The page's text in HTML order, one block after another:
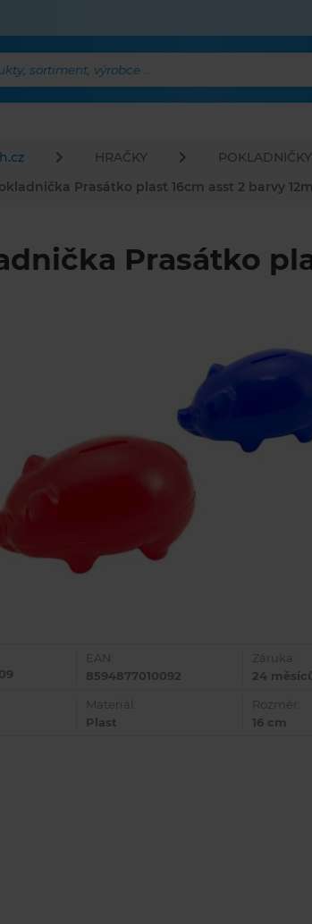
sortiment, výrobce ...
HRAČKY POKLADNIČKY
Prasátko plast 16cm asst 2 barvy
Prasátko
EAN:
8594877010092
Záruka:
24
Materiál:
Plast
Rozměr:
16 cm